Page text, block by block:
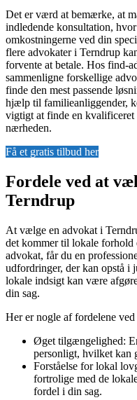
Det er værd at bemærke, at
indledende konsultation,
omkostningerne ved din
flere advokater i Terndrup
forvente at betale. Hos find-
sammenligne forskellige
finde den mest passende
hjælp til familieanliggender,
vigtigt at finde en
nærheden.
Få et gratis tilbud her
Fordele ved at
Terndrup
At vælge en advokat i
det kommer til lokale
advokat, får du en
udfordringer, der kan opstå i
lokale indsigt kan være
din sag.
Her er nogle af fordelene
Øget tilgængelighed:
personligt, hvilket kan
Forståelse for lokal
fortrolige med de
fordel i din sag.